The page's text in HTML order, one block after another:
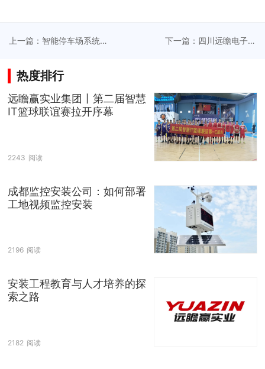
上一篇：智能停车场系统
下一篇：四川远瞻电子资
热度排行
远瞻赢实业集团丨第二届智慧
IT篮球联谊赛拉开序幕
2243 阅读
成都监控安装公司：如何部署
工地视频监控安装
2196 阅读
安装工程教育与人才培养的探
索之路
2182 阅读